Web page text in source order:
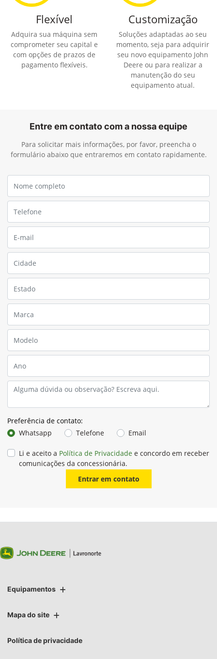
Flexível
Adquira sua máquina sem
comprometer seu capital e
com opções de prazos de
pagamento flexíveis.
Customização
Soluções adaptadas ao seu
momento, seja para adquirir
seu novo equipamento John
Deere ou para realizar a
manutenção do seu
equipamento atual.
Entre em contato com a nossa equipe
Para solicitar mais informações, por favor, preencha o
formulário abaixo que entraremos em contato rapidamente.
Preferência de contato:
Whatsapp
Telefone Email
Li e aceito a Política de Privacidade e concordo em receber
comunicações da concessionária.
Entrar em contato
Equipamentos
Mapa do site
Política de privacidade